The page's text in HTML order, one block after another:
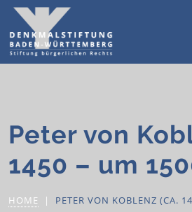
Peter von
1450 – um
HOME PETER VON KOBLENZ (CA.